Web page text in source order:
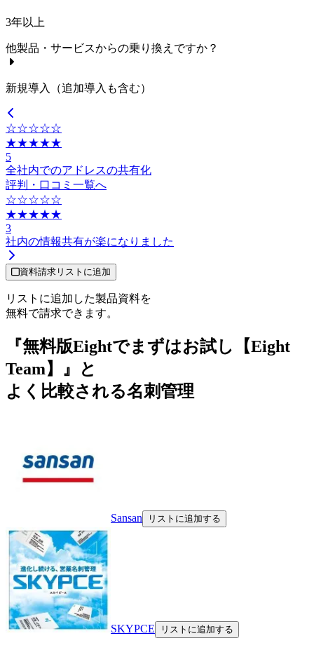
3年以上
他製品・サービスからの乗り換えですか？
新規導入（追加導入も含む）
☆☆☆☆☆
★★★★★
5
全社内でのアドレスの共有化
評判・口コミ一覧へ
☆☆☆☆☆
★★★★★
3
社内の情報共有が楽になりました
資料請求リストに追加
リストに追加した製品資料を
無料で請求できます。
『無料版Eightでまずはお試し【Eight
Team】』と
よく比較される名刺管理
Sansan リストに追加する
SKYPCE リストに追加する